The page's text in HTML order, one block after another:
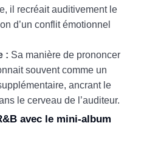
il recréait auditivement le
d’un conflit émotionnel
: Sa manière de prononcer
souvent comme un
ancrant le
le cerveau de l’auditeur.
avec le mini-album